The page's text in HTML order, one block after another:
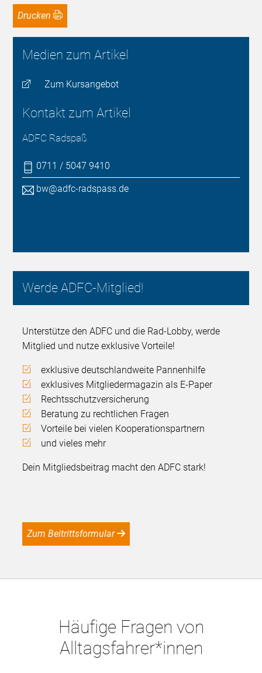
Drucken
Medien zum Artikel
Zum Kursangebot
Kontakt zum Artikel
ADFC Radspaß
0711 / 5047 9410
bw@adfc-radspass.de
Werde ADFC-Mitglied!
Unterstütze den ADFC und die Rad-Lobby, werde
Mitglied und nutze exklusive Vorteile!
exklusive deutschlandweite Pannenhilfe
exklusives Mitgliedermagazin als E-Paper
Rechtsschutzversicherung
Beratung zu rechtlichen Fragen
Vorteile bei vielen Kooperationspartnern
und vieles mehr
Dein Mitgliedsbeitrag macht den ADFC stark!
Zum Beitrittsformular
Häufige Fragen von
Alltagsfahrer*innen